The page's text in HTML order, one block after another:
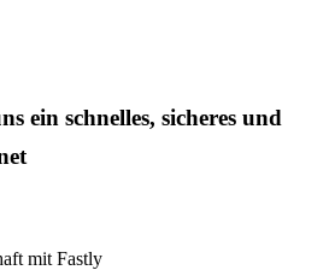
ein schnelles, sicheres und
mit Fastly